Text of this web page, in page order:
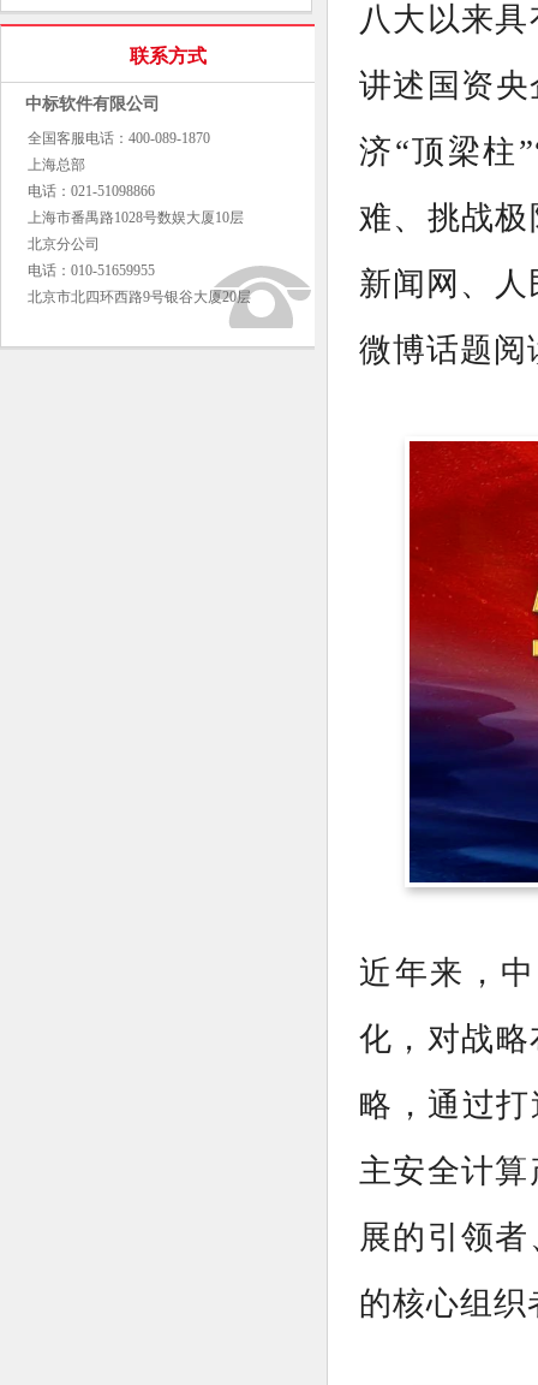
联系方式
中标软件有限公司
全国客服电话：400-089-1870
上海总部
电话：021-51098866
上海市番禺路1028号数娱大厦10层
北京分公司
电话：010-51659955
北京市北四环西路9号银谷大厦20层
八大以来
讲述国资
济“顶梁柱
难、挑战
新闻网、
微博话题阅
近年来，
化，对战
略，通过
主安全计
展的引领
的核心组织